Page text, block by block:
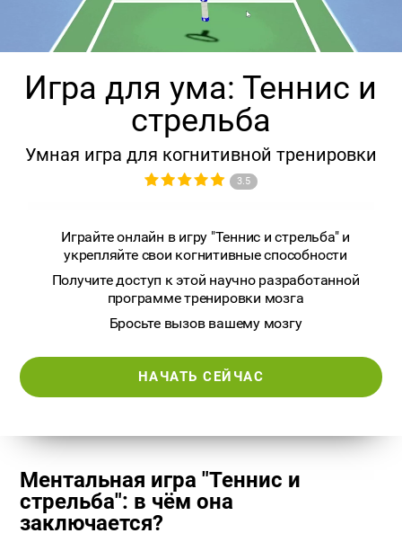
Игра для ума: Теннис и
стрельба
Умная игра для когнитивной тренировки
3.5
Играйте онлайн в игру "Теннис и стрельба" и
укрепляйте свои когнитивные способности
Получите доступ к этой научно разработанной
программе тренировки мозга
Бросьте вызов вашему мозгу
НАЧАТЬ СЕЙЧАС
Ментальная игра "Теннис и
стрельба": в чём она
заключается?